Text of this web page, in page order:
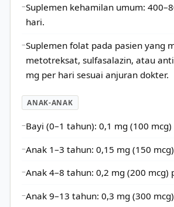
Suplemen kehamilan umum:
hari.
Suplemen folat pada pasien yang
metotreksat, sulfasalazin, atau
mg per hari sesuai anjuran dokter.
ANAK-ANAK
Bayi (0–1 tahun): 0,1 mg (100
Anak 1–3 tahun: 0,15 mg (150
Anak 4–8 tahun: 0,2 mg (200 mcg)
Anak 9–13 tahun: 0,3 mg (300